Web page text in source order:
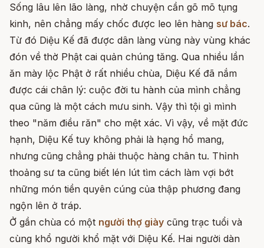
Sống lâu lên lão làng, nhờ chuyện cần gõ mõ tụng
kinh, nên chẳng mấy chốc được leo lên hàng sư bác.
Từ đó Diệu Kế đã được dân làng vùng này vùng khác
đón về thờ Phật cai quản chúng tăng. Qua nhiều lần
ăn mày lộc Phật ở rất nhiều chùa, Diệu Kế đã nắm
được cái chân lý: cuộc đời tu hành của mình chẳng
qua cũng là một cách mưu sinh. Vậy thì tội gì mình
theo "năm điều răn" cho mệt xác. Vì vậy, về mặt đức
hạnh, Diệu Kế tuy không phải là hạng hổ mang,
nhưng cũng chẳng phải thuộc hàng chân tu. Thỉnh
thoảng sư ta cũng biết lén lút tìm cách làm vợi bớt
những món tiền quyên cúng của thập phương đang
ngộn lên ở tráp.
Ở gần chùa có một người thợ giày cũng trạc tuổi và
cùng khổ người khổ mặt với Diệu Kế. Hai người dàn